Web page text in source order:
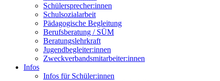
Schülersprecher:innen
Schulsozialarbeit
Pädagogische Begleitung
Berufsberatung / SÜM
Beratungslehrkraft
Jugendbegleiter:innen
Zweckverbandsmitarbeiter:innen
Infos
Infos für Schüler:innen